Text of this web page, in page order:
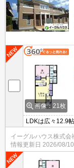
画像：21枚
LDKは広々12.9
イーグルハウス株式会
情報更新日 2026/08/10